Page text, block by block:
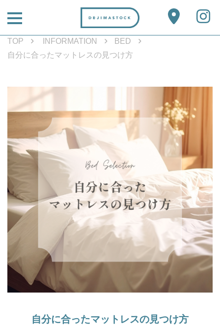
TOP INFORMATION
BED
自分に合ったマットレスの見つけ方
自分に合ったマットレスの見つけ方